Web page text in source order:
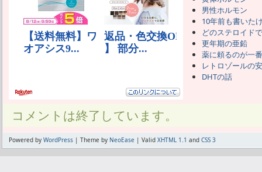
男性ホルモン
10年前も書いた
どのステロイド
更年期の亜鉛
薬に頼るのが一
レトロゾールの
DHTの話
コメントは終了しています。
Powered by WordPress | Theme by NeoEase | Valid XHTML 1.1 and CSS 3